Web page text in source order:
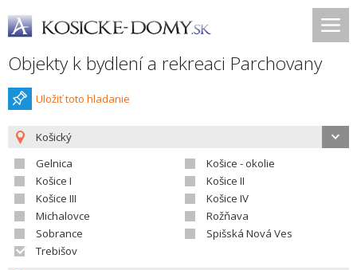
Objekty k bydlení a rekreaci Parchovany
Uložiť toto hladanie
Košický
Gelnica
Košice - okolie
Košice I
Košice II
Košice III
Košice IV
Michalovce
Rožňava
Sobrance
Spišská Nová Ves
Trebišov